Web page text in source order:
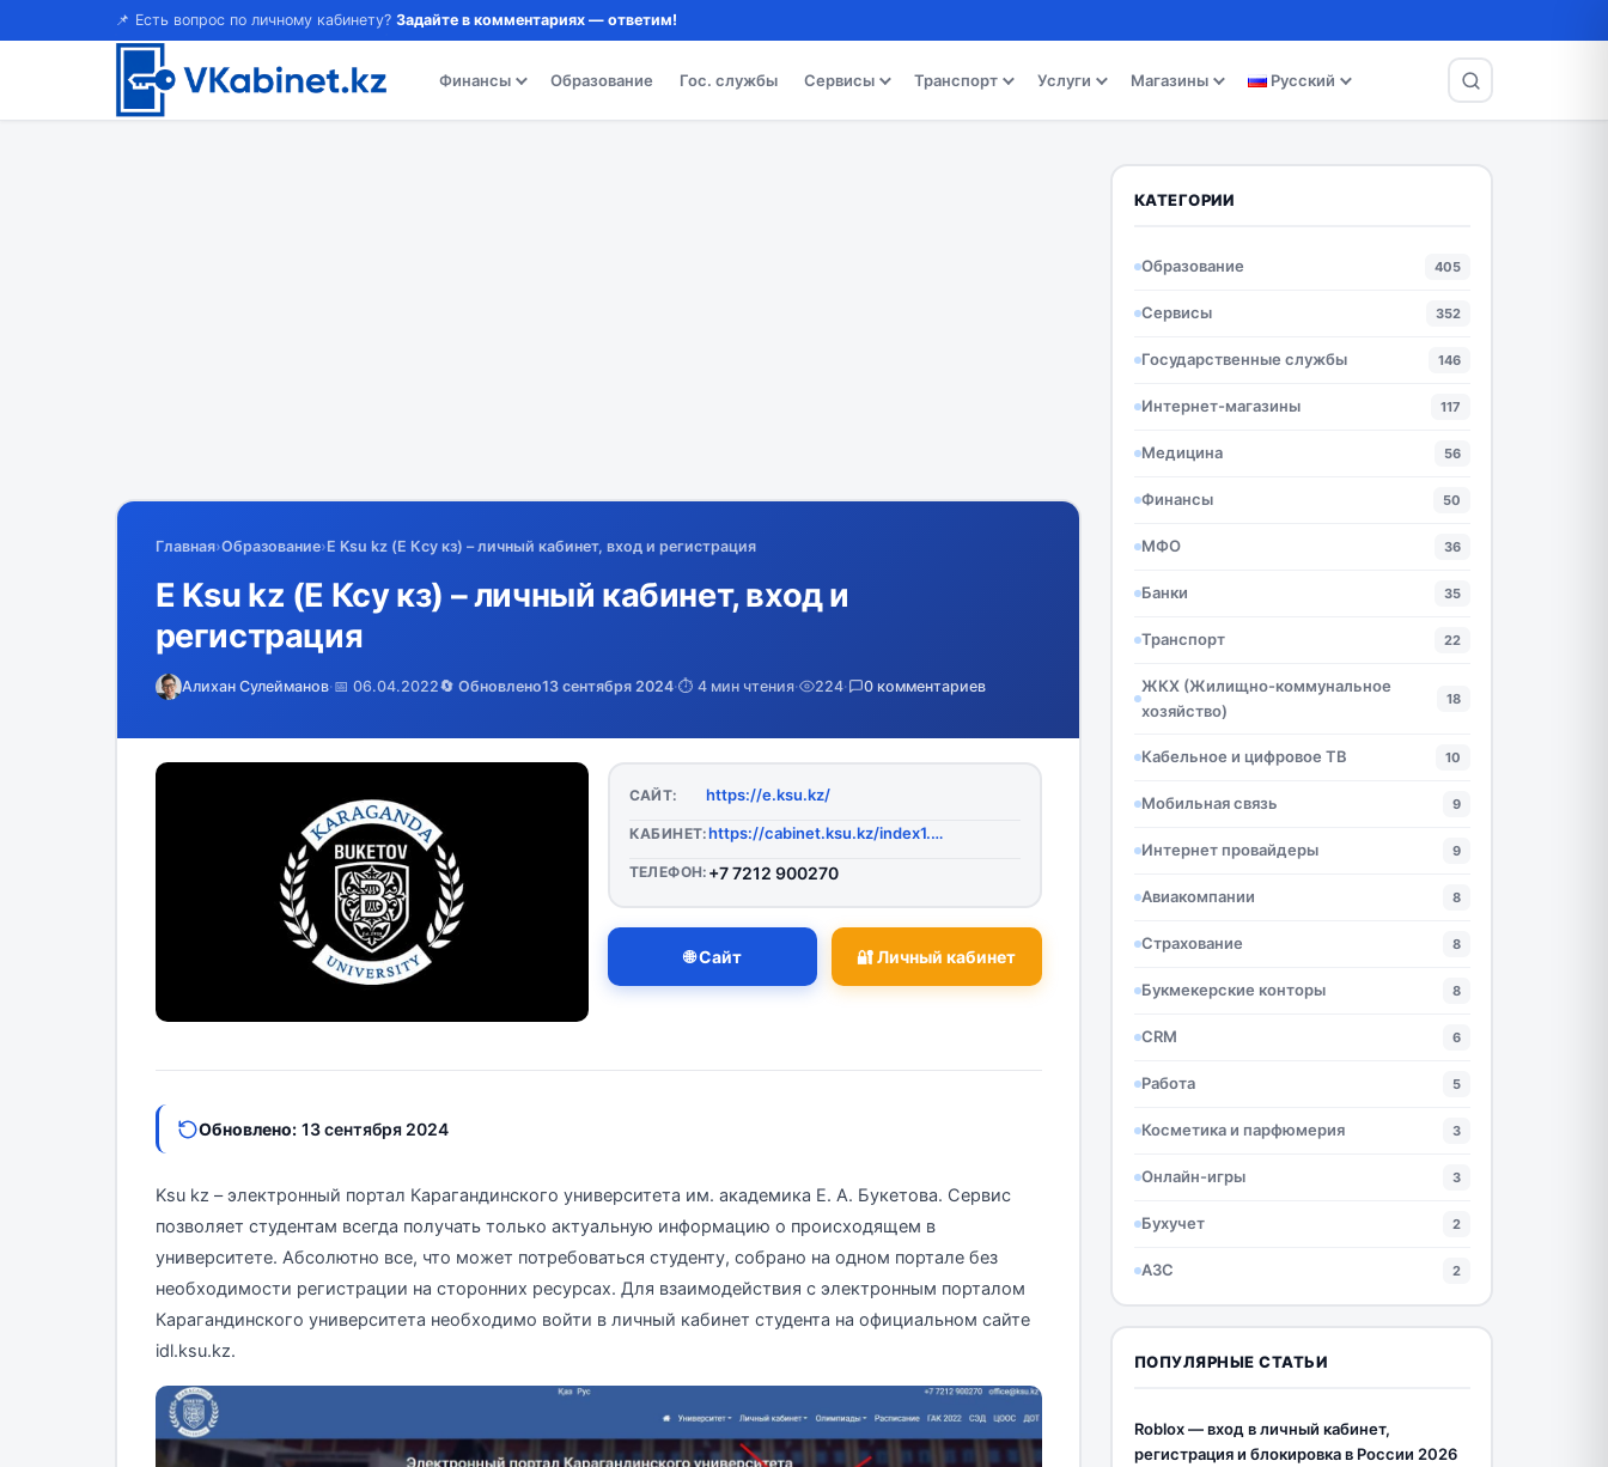
📌 Есть вопрос по личному кабинету? Задайте в комментариях — ответим!
Финансы Образование Гос. службы Сервисы Транспорт Услуги Магазины Русский
Главная›Образование›E Ksu kz (Е Ксу кз) – личный кабинет, вход и регистрация
E Ksu kz (Е Ксу кз) – личный кабинет, вход и
регистрация
Алихан Сулейманов·📅 06.04.2022🔄 Обновлено13 сентября 2024·⏱️ 4 мин чтения· 224· 0 комментариев
САЙТ: https://e.ksu.kz/
КАБИНЕТ: https://cabinet.ksu.kz/index1.php
ТЕЛЕФОН: +7 7212 900270
🌐 Сайт 🔐 Личный кабинет
Обновлено: 13 сентября 2024
Ksu kz – электронный портал Карагандинского университета им. академика Е. А. Букетова. Сервис
позволяет студентам всегда получать только актуальную информацию о происходящем в
университете. Абсолютно все, что может потребоваться студенту, собрано на одном портале без
необходимости регистрации на сторонних ресурсах. Для взаимодействия с электронным порталом
Карагандинского университета необходимо войти в личный кабинет студента на официальном сайте
idl.ksu.kz.
КАТЕГОРИИ
Образование 405
Сервисы 352
Государственные службы 146
Интернет-магазины 117
Медицина 56
Финансы 50
МФО 36
Банки 35
Транспорт 22
ЖКХ (Жилищно-коммунальное
хозяйство)
18
Кабельное и цифровое ТВ 10
Мобильная связь 9
Интернет провайдеры 9
Авиакомпании 8
Страхование 8
Букмекерские конторы 8
CRM 6
Работа 5
Косметика и парфюмерия 3
Онлайн-игры 3
Бухучет 2
АЗС 2
ПОПУЛЯРНЫЕ СТАТЬИ
Roblox — вход в личный кабинет,
регистрация и блокировка в России 2026